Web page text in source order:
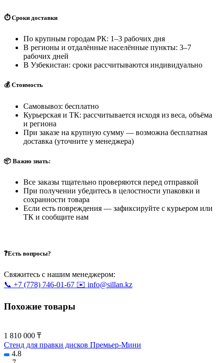
⏱️ Сроки доставки
По крупным городам РК: 1–3 рабочих дня
В регионы и отдалённые населённые пункты: 3–7
рабочих дней
В Узбекистан: сроки рассчитываются индивидуально
💰 Стоимость
Самовывоз: бесплатно
Курьерская и ТК: рассчитывается исходя из веса, объёма
и региона
При заказе на крупную сумму — возможна бесплатная
доставка (уточните у менеджера)
📦 Важно знать:
Все заказы тщательно проверяются перед отправкой
При получении убедитесь в целостности упаковки и
сохранности товара
Если есть повреждения — зафиксируйте с курьером или
ТК и сообщите нам
❓Есть вопросы?
Свяжитесь с нашим менеджером:
📞 +7 (778) 746-01-67 ✉️ info@sillan.kz
Похожие товары
1 810 000 ₸
Стенд для правки дисков Премьер-Мини
4.8